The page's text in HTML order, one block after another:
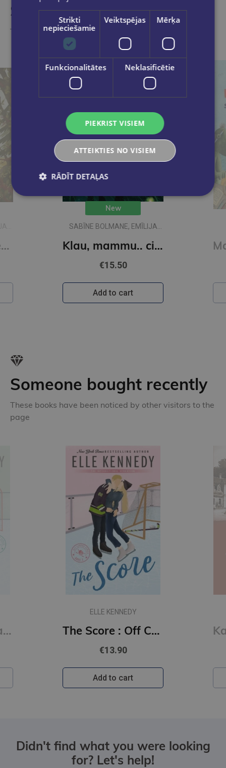
Similar products
Take a look
Klau, tēti.. vai desmit ir daudz?
New
SABĪNE BOLMANE, EMĪLIJA
Klau, mammu.. ciik liela ir pasaule?
€15.50
Add to cart
Someone bought recently
These books have been noticed by other visitors to the
page
The Deal : Off Campus Series #1
ELLE KENNEDY
The Score : Off Campus Series #3
€13.90
Add to cart
Didn't find what you were looking
for? Let's help!
Strikti
nepieciešamie
Veiktspējas Mērķa
Funkcionalitātes Neklasificētie
PIEKRIST VISIEM
ATTEIKTIES NO VISIEM
RĀDĪT DETAĻAS